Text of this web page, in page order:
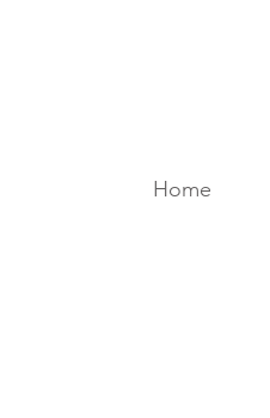
Home